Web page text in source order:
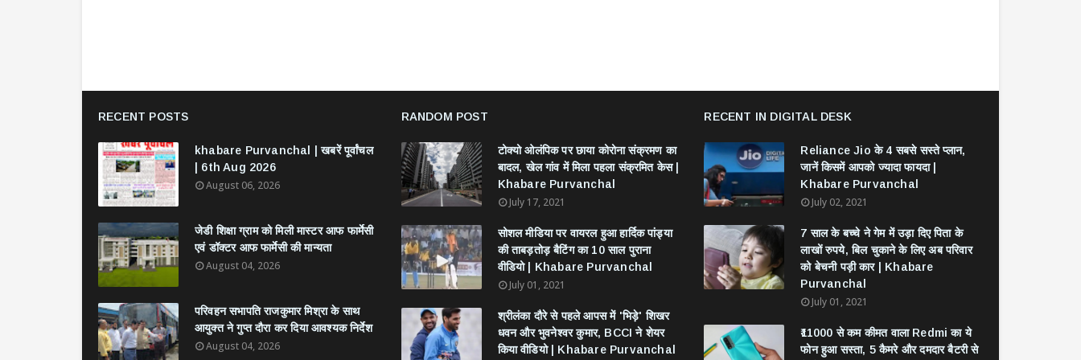
RECENT POSTS
khabare Purvanchal | खबरें पूर्वांचल
| 6th Aug 2026
August 06, 2026
जेडी शिक्षा ग्राम को मिली मास्टर आफ फार्मेसी
एवं डॉक्टर आफ फार्मेसी की मान्यता
August 04, 2026
परिवहन सभापति राजकुमार मिश्रा के साथ
आयुक्त ने गुप्त दौरा कर दिया आवश्यक निर्देश
August 04, 2026
RANDOM POST
टोक्यो ओलंपिक पर छाया कोरोना संक्रमण का
बादल, खेल गांव में मिला पहला संक्रमित केस |
Khabare Purvanchal
July 17, 2021
सोशल मीडिया पर वायरल हुआ हार्दिक पांड्या
की ताबड़तोड़ बैटिंग का 10 साल पुराना
वीडियो | Khabare Purvanchal
July 01, 2021
श्रीलंका दौरे से पहले आपस में 'भिड़े' शिखर
धवन और भुवनेश्वर कुमार, BCCI ने शेयर
किया वीडियो | Khabare Purvanchal
RECENT IN DIGITAL DESK
Reliance Jio के 4 सबसे सस्ते प्लान,
जानें किसमें आपको ज्यादा फायदा |
Khabare Purvanchal
July 02, 2021
7 साल के बच्चे ने गेम में उड़ा दिए पिता के
लाखों रुपये, बिल चुकाने के लिए अब परिवार
को बेचनी पड़ी कार | Khabare
Purvanchal
July 01, 2021
₹11000 से कम कीमत वाला Redmi का ये
फोन हुआ सस्ता, 5 कैमरे और दमदार बैटरी से